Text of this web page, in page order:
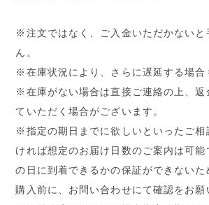
※注文ではなく、ご入金いただかないと
ん。
※在庫状況により、さらに遅延する場合
※在庫がない場合は直接ご連絡の上、返
ていただく場合がございます。
※指定の期日までに欲しいといったご相
ければ想定のお届け日数のご案内は可能
の日に到着できるかの保証ができないた
購入前に、お問い合わせにて確認をお願